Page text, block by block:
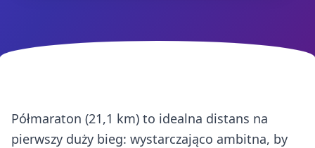
Półmaraton (21,1 km) to idealna distans na
pierwszy duży bieg: wystarczająco ambitna, by